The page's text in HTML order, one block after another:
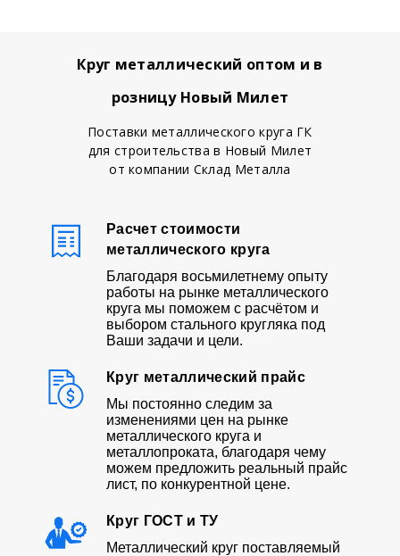
Круг металлический оптом и в
розницу Новый Милет
Поставки металлического круга ГК
для строительства в Новый Милет
от компании Склад Металла
Расчет стоимости
металлического круга
Благодаря восьмилетнему опыту
работы на рынке металлического
круга мы поможем с расчётом и
выбором стального кругляка под
Ваши задачи и цели.
Круг металлический прайс
Мы постоянно следим за
изменениями цен на рынке
металлического круга и
металлопроката, благодаря чему
можем предложить реальный прайс
лист, по конкурентной цене.
Круг ГОСТ и ТУ
Металлический круг поставляемый